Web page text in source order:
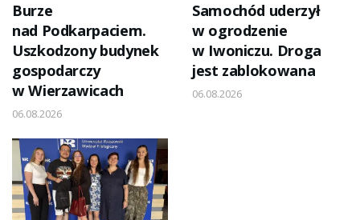
Burze
nad Podkarpaciem.
Uszkodzony budynek
gospodarczy
w Wierzawicach
06.08.2026
Samochód uderzył
w ogrodzenie
w Iwoniczu. Droga
jest zablokowana
06.08.2026